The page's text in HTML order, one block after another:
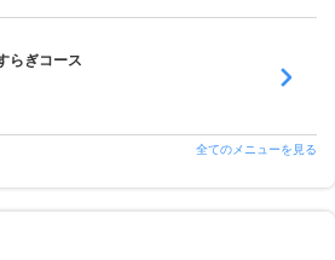
らぎコース
全てのメニューを見る